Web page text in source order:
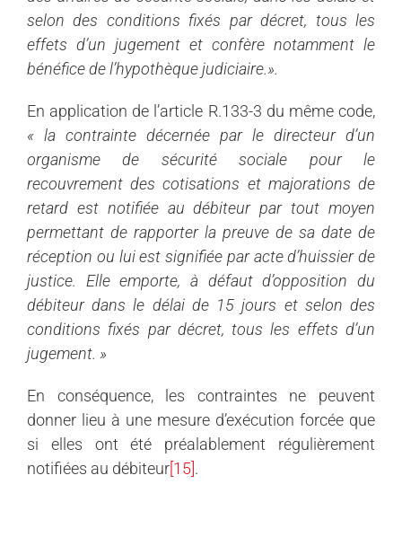
selon des conditions fixés par décret, tous les
effets d’un jugement et confère notamment le
bénéfice de l’hypothèque judiciaire.».
En application de l’article R.133-3 du même code,
« la contrainte décernée par le directeur d’un
organisme de sécurité sociale pour le
recouvrement des cotisations et majorations de
retard est notifiée au débiteur par tout moyen
permettant de rapporter la preuve de sa date de
réception ou lui est signifiée par acte d’huissier de
justice. Elle emporte, à défaut d’opposition du
débiteur dans le délai de 15 jours et selon des
conditions fixés par décret, tous les effets d’un
jugement. »
En conséquence, les contraintes ne peuvent
donner lieu à une mesure d’exécution forcée que
si elles ont été préalablement régulièrement
notifiées au débiteur[15].